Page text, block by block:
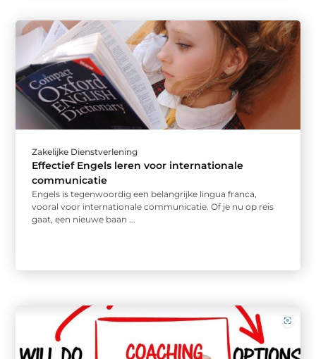
Zakelijke Dienstverlening
Effectief Engels leren voor internationale
communicatie
Engels is tegenwoordig een belangrijke lingua franca,
vooral voor internationale communicatie. Of je nu op reis
gaat, een nieuwe baan ...